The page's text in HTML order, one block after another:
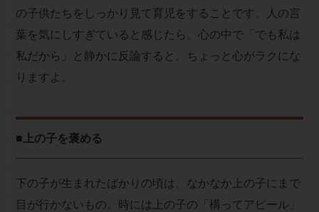
の子供たちをしっかり見て育児をすることです。人の言
葉を気にしすぎていると感じたら、心の中で「でも私は
私だから」と静かに反論すると、ちょっと心がラクにな
りますよ。
■上の子を褒める
下の子が生まれたばかりの頃は、なかなか上の子にまで
目が行かないもの。時には上の子の「構ってアピール」